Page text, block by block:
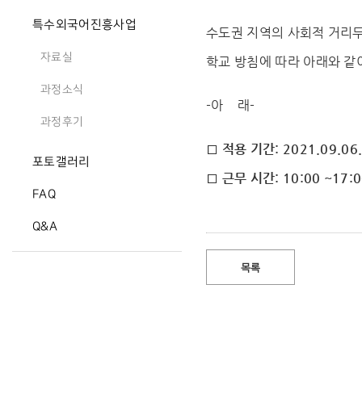
특수외국어진흥사업
자료실
과정소식
과정후기
포토갤러리
FAQ
Q&A
수도권 지역의 사회적 거리
학교 방침에 따라 아래와
-아 래-
□ 적용 기간:
□ 근무 시간: 10:00
목록